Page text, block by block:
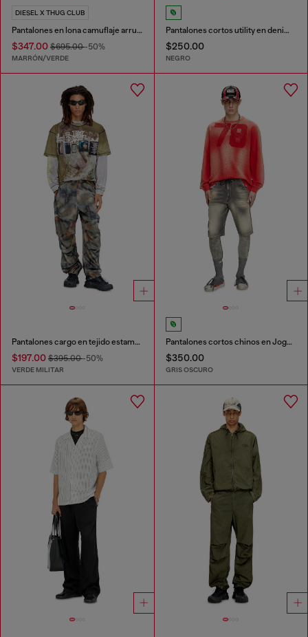
DIESEL X THUG CLUB
Pantalones en lona camuflaje arrugada
$347.00 $695.00-50%
MARRÓN/VERDE
Pantalones cortos utility en denim de cáñamo
$250.00
NEGRO
Pantalones cargo en tejido estampado
$197.00 $395.00-50%
VERDE MILITAR
Pantalones cortos chinos en JoggJeans
$350.00
GRIS OSCURO